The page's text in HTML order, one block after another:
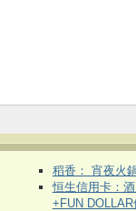
稻香： 宵夜火
恒生信用卡：
+FUN DOLLAR